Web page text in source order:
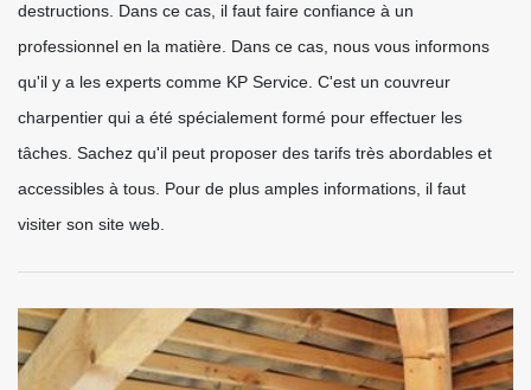
destructions. Dans ce cas, il faut faire confiance à un
professionnel en la matière. Dans ce cas, nous vous informons
qu'il y a les experts comme KP Service. C'est un couvreur
charpentier qui a été spécialement formé pour effectuer les
tâches. Sachez qu'il peut proposer des tarifs très abordables et
accessibles à tous. Pour de plus amples informations, il faut
visiter son site web.